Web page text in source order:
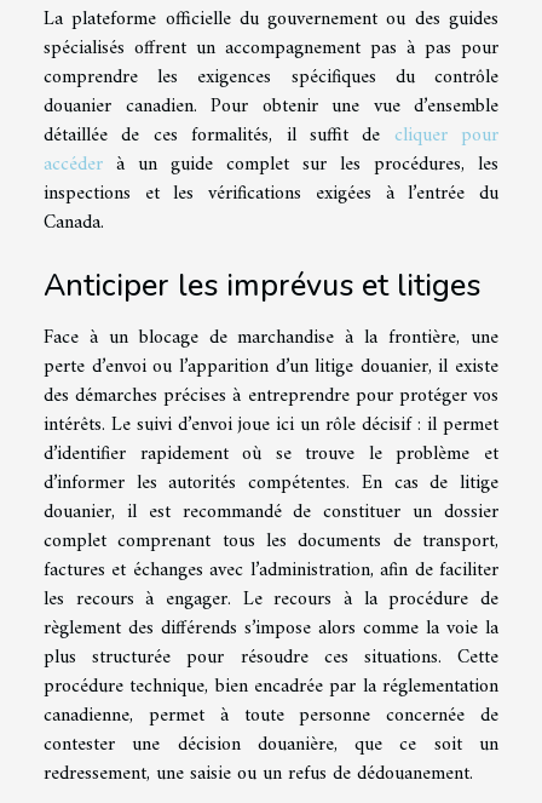
La plateforme officielle du gouvernement ou des guides
spécialisés offrent un accompagnement pas à pas pour
comprendre les exigences spécifiques du contrôle
douanier canadien. Pour obtenir une vue d’ensemble
détaillée de ces formalités, il suffit de cliquer pour
accéder à un guide complet sur les procédures, les
inspections et les vérifications exigées à l’entrée du
Canada.
Anticiper les imprévus et litiges
Face à un blocage de marchandise à la frontière, une
perte d’envoi ou l’apparition d’un litige douanier, il existe
des démarches précises à entreprendre pour protéger vos
intérêts. Le suivi d’envoi joue ici un rôle décisif : il permet
d’identifier rapidement où se trouve le problème et
d’informer les autorités compétentes. En cas de litige
douanier, il est recommandé de constituer un dossier
complet comprenant tous les documents de transport,
factures et échanges avec l’administration, afin de faciliter
les recours à engager. Le recours à la procédure de
règlement des différends s’impose alors comme la voie la
plus structurée pour résoudre ces situations. Cette
procédure technique, bien encadrée par la réglementation
canadienne, permet à toute personne concernée de
contester une décision douanière, que ce soit un
redressement, une saisie ou un refus de dédouanement.